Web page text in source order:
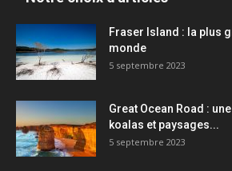
Fraser Island : la plus
monde
5 septembre 2023
Great Ocean Road :
koalas et paysages...
5 septembre 2023